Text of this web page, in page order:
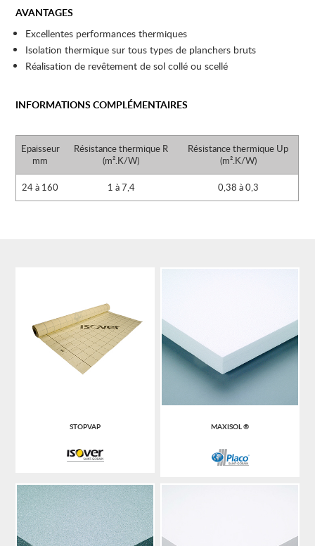
AVANTAGES
Excellentes performances thermiques
Isolation thermique sur tous types de planchers bruts
Réalisation de revêtement de sol collé ou scellé
INFORMATIONS COMPLÉMENTAIRES
Epaisseur
mm
Résistance thermique R
(m².K/W)
Résistance thermique Up
(m².K/W)
24 à 160 1 à 7,4 0,38 à 0,3
STOPVAP MAXISOL ®